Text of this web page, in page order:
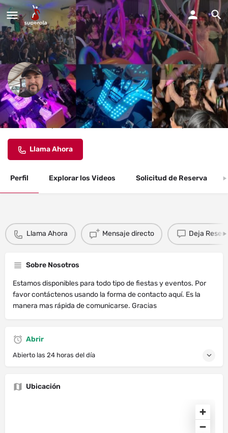
Marvel Dj Eventos
Estamos disponibles para todos tipos de fiestas y eventos.
Llama Ahora
Perfil Explorar los Videos Solicitud de Reserva
Llama Ahora Mensaje directo Deja
Sobre Nosotros
Estamos disponibles para todo tipo de fiestas y eventos. Por
favor contáctenos usando la forma de contacto aquí. Es la
manera mas rápida de comunicarse. Gracias
Abrir
Abierto las 24 horas del día
Ubicación